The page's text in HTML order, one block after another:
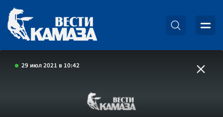
29 июл 2021 в 10:42